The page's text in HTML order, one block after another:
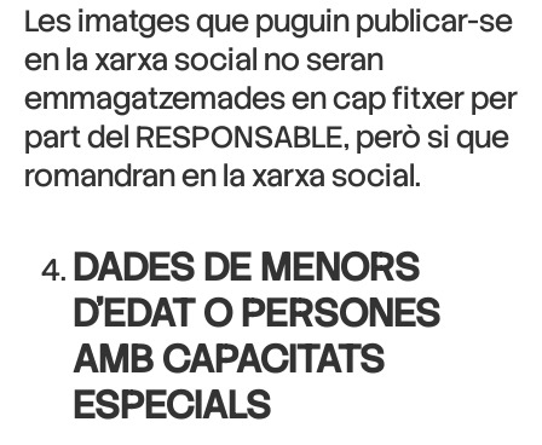
Les imatges que puguin publicar-se
en la xarxa social no seran
emmagatzemades en cap fitxer per
part del RESPONSABLE, però si que
romandran en la xarxa social.
DADES DE MENORS
D’EDAT O PERSONES
AMB CAPACITATS
ESPECIALS